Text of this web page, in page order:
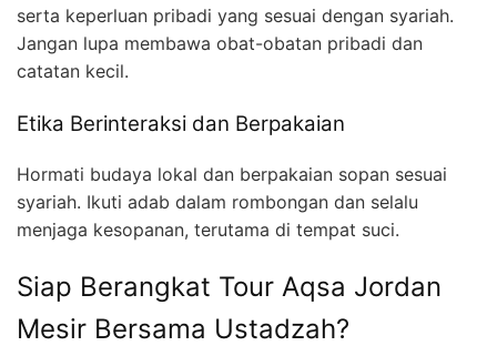
serta keperluan pribadi yang sesuai dengan syariah.
Jangan lupa membawa obat-obatan pribadi dan
catatan kecil.
Etika Berinteraksi dan Berpakaian
Hormati budaya lokal dan berpakaian sopan sesuai
syariah. Ikuti adab dalam rombongan dan selalu
menjaga kesopanan, terutama di tempat suci.
Siap Berangkat Tour Aqsa Jordan
Mesir Bersama Ustadzah?